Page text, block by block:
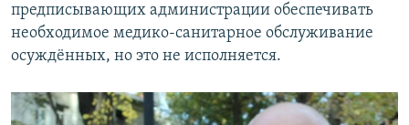
предписывающих администрации обеспечивать
необходимое медико-санитарное обслуживание
осуждённых, но это не исполняется.